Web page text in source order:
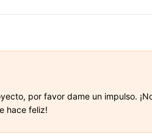
por favor dame un impulso.
hace feliz!